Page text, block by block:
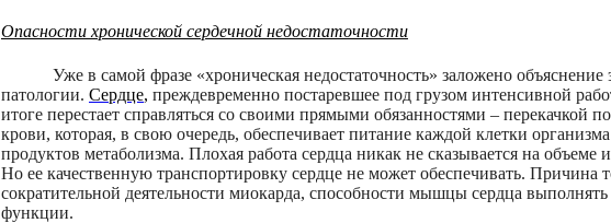
Опасности хронической сердечной недостаточности
Уже в самой фразе «хроническая недостаточность» заложено объяснение
патологии. Сердце, преждевременно постаревшее под грузом интенсивной
итоге перестает справляться со своими прямыми обязанностями – перекачкой
крови, которая, в свою очередь, обеспечивает питание каждой клетки
продуктов метаболизма. Плохая работа сердца никак не сказывается на объеме
Но ее качественную транспортировку сердце не может обеспечивать.
сократительной деятельности миокарда, способности мышцы сердца
функции.